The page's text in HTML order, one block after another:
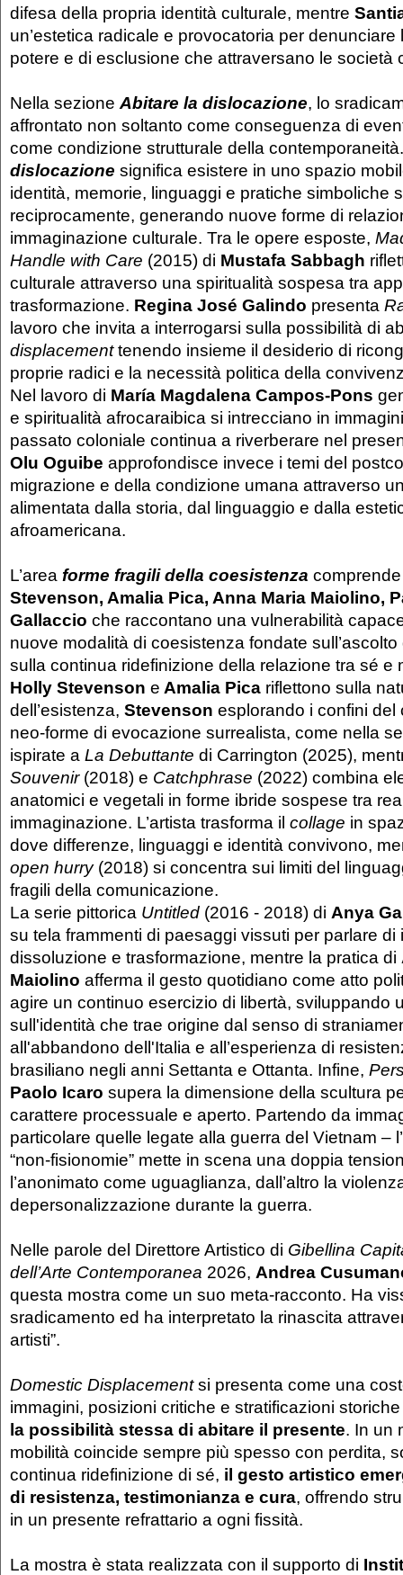
difesa della propria identità culturale, mentre
un’estetica radicale e provocatoria per denunciare
potere e di esclusione che attraversano le società
Nella sezione Abitare la dislocazione, lo
affrontato non soltanto come conseguenza di
come condizione strutturale della
dislocazione significa esistere in uno spazio
identità, memorie, linguaggi e pratiche simboliche
reciprocamente, generando nuove forme di
immaginazione culturale. Tra le opere esposte,
Handle with Care (2015) di Mustafa Sabbagh
culturale attraverso una spiritualità sospesa tra
trasformazione. Regina José Galindo presenta
lavoro che invita a interrogarsi sulla possibilità di
displacementtenendo insieme il desiderio di
proprie radici e la necessità politica della
Nel lavoro di María Magdalena Campos-Pons
e spiritualità afrocaraibica si intrecciano in
passato coloniale continua a riverberare nel
Olu Oguibe approfondisce invece i temi del
migrazione e della condizione umana attraverso
alimentata dalla storia, dal linguaggio e dalla
afroamericana.
L’area forme fragili della coesistenza
Stevenson, Amalia Pica, Anna Maria Maiolino,
Gallaccio che raccontano una vulnerabilità
nuove modalità di coesistenza fondate
sulla continua ridefinizione della relazione tra sé e
Holly Stevenson e Amalia Pica riflettono sulla
dell’esistenza, Stevenson esplorando i confini del
neo-forme di evocazione surrealista, come nella
ispirate a La Debuttante di Carrington (2025),
Souvenir(2018) e Catchphrase (2022) combina
anatomici e vegetali in forme ibride sospese tra
immaginazione. L’artista trasforma il collage in
dove differenze, linguaggi e identità convivono,
open hurry(2018) si concentra sui limiti del
fragili della comunicazione.
La serie pittorica Untitled (2016 - 2018) di Anya
su tela frammenti di paesaggi vissuti per parlare di
dissoluzione e trasformazione, mentre la pratica di
Maiolino afferma il gesto quotidiano come atto
agire un continuo esercizio di libertà, sviluppando
sull'identità che trae origine dal senso di
all'abbandono dell'Italia e all’esperienza di
brasiliano negli anni Settanta e Ottanta. Infine,
Paolo Icaro supera la dimensione della scultura
carattere processuale e aperto. Partendo da
particolare quelle legate alla guerra del Vietnam –
“non-fisionomie” mette in scena una doppia
l’anonimato come uguaglianza, dall’altro la
depersonalizzazione durante la guerra.
Nelle parole del Direttore Artistico di Gibellina
dell’Arte Contemporanea 2026, Andrea
questa mostra come un suo meta-racconto. Ha
sradicamento ed ha interpretato la rinascita
artisti”.
Domestic Displacementsi presenta come una
immagini, posizioni critiche e stratificazioni
la possibilità stessa di abitare il presente. In un
mobilità coincide sempre più spesso con perdita,
continua ridefinizione di sé, il gesto artistico
di resistenza, testimonianza e cura, offrendo
in un presente refrattario a ogni fissità.
La mostra è stata realizzata con il supporto di